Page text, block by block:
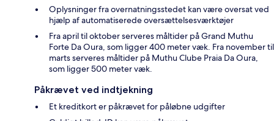
Oplysninger fra overnatningsstedet kan være oversat ved
hjælp af automatiserede oversættelsesværktøjer
Fra april til oktober serveres måltider på Grand Muthu
Forte Da Oura, som ligger 400 meter væk. Fra november til
marts serveres måltider på Muthu Clube Praia Da Oura,
som ligger 500 meter væk.
Påkrævet ved indtjekning
Et kreditkort er påkrævet for påløbne udgifter